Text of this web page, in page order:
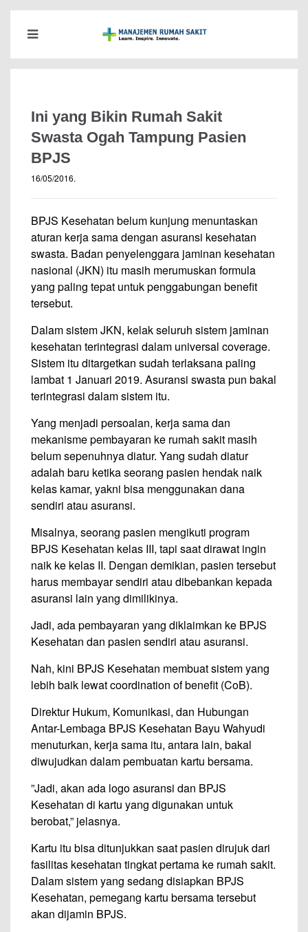
Ini yang Bikin Rumah Sakit
Swasta Ogah Tampung Pasien
BPJS
16/05/2016.
BPJS Kesehatan belum kunjung menuntaskan
aturan kerja sama dengan asuransi kesehatan
swasta. Badan penyelenggara jaminan kesehatan
nasional (JKN) itu masih merumuskan formula
yang paling tepat untuk penggabungan benefit
tersebut.
Dalam sistem JKN, kelak seluruh sistem jaminan
kesehatan terintegrasi dalam universal coverage.
Sistem itu ditargetkan sudah terlaksana paling
lambat 1 Januari 2019. Asuransi swasta pun bakal
terintegrasi dalam sistem itu.
Yang menjadi persoalan, kerja sama dan
mekanisme pembayaran ke rumah sakit masih
belum sepenuhnya diatur. Yang sudah diatur
adalah baru ketika seorang pasien hendak naik
kelas kamar, yakni bisa menggunakan dana
sendiri atau asuransi.
Misalnya, seorang pasien mengikuti program
BPJS Kesehatan kelas III, tapi saat dirawat ingin
naik ke kelas II. Dengan demikian, pasien tersebut
harus membayar sendiri atau dibebankan kepada
asuransi lain yang dimilikinya.
Jadi, ada pembayaran yang diklaimkan ke BPJS
Kesehatan dan pasien sendiri atau asuransi.
Nah, kini BPJS Kesehatan membuat sistem yang
lebih baik lewat coordination of benefit (CoB).
Direktur Hukum, Komunikasi, dan Hubungan
Antar-Lembaga BPJS Kesehatan Bayu Wahyudi
menuturkan, kerja sama itu, antara lain, bakal
diwujudkan dalam pembuatan kartu bersama.
”Jadi, akan ada logo asuransi dan BPJS
Kesehatan di kartu yang digunakan untuk
berobat,” jelasnya.
Kartu itu bisa ditunjukkan saat pasien dirujuk dari
fasilitas kesehatan tingkat pertama ke rumah sakit.
Dalam sistem yang sedang disiapkan BPJS
Kesehatan, pemegang kartu bersama tersebut
akan dijamin BPJS.